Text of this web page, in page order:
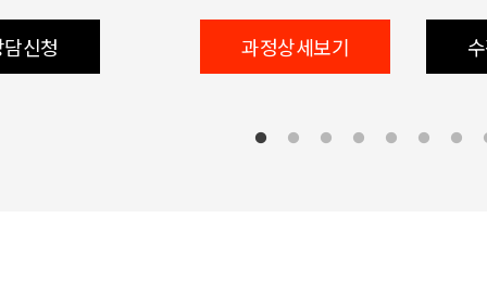
신청 과정상세보기